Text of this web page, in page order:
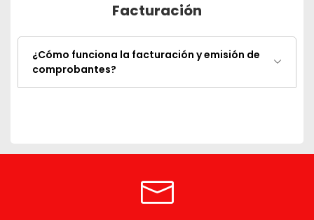
Facturación
¿Cómo funciona la facturación y emisión de
comprobantes?